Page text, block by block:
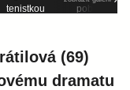
(69)
dramatu